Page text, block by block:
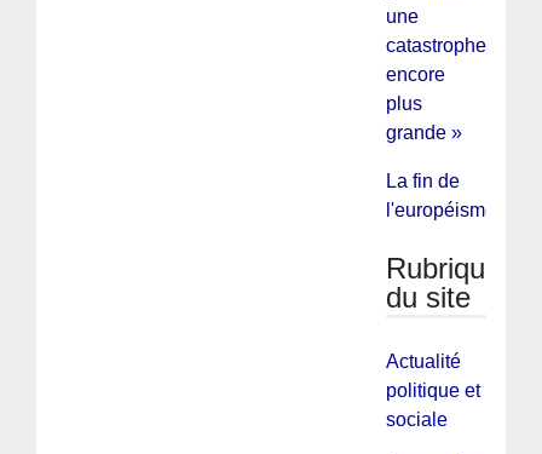
une
catastrophe
encore
plus
grande »
La fin de
l'européisme
Rubriques
du site
Actualité
politique et
sociale